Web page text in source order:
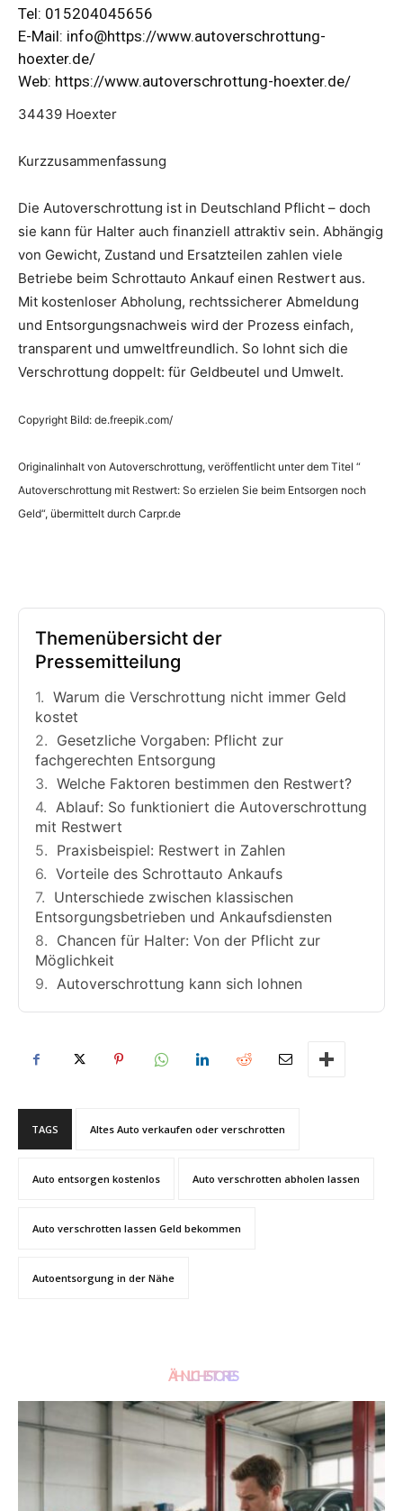
Tel: 015204045656
E-Mail: info@https://www.autoverschrottung-
hoexter.de/
Web: https://www.autoverschrottung-hoexter.de/
34439 Hoexter
Kurzzusammenfassung
Die Autoverschrottung ist in Deutschland Pflicht – doch
sie kann für Halter auch finanziell attraktiv sein. Abhängig
von Gewicht, Zustand und Ersatzteilen zahlen viele
Betriebe beim Schrottauto Ankauf einen Restwert aus.
Mit kostenloser Abholung, rechtssicherer Abmeldung
und Entsorgungsnachweis wird der Prozess einfach,
transparent und umweltfreundlich. So lohnt sich die
Verschrottung doppelt: für Geldbeutel und Umwelt.
Copyright Bild: de.freepik.com/
Originalinhalt von Autoverschrottung, veröffentlicht unter dem Titel “
Autoverschrottung mit Restwert: So erzielen Sie beim Entsorgen noch
Geld“, übermittelt durch Carpr.de
Themenübersicht der
Pressemitteilung
Warum die Verschrottung nicht immer Geld
kostet
Gesetzliche Vorgaben: Pflicht zur
fachgerechten Entsorgung
Welche Faktoren bestimmen den Restwert?
Ablauf: So funktioniert die Autoverschrottung
mit Restwert
Praxisbeispiel: Restwert in Zahlen
Vorteile des Schrottauto Ankaufs
Unterschiede zwischen klassischen
Entsorgungsbetrieben und Ankaufsdiensten
Chancen für Halter: Von der Pflicht zur
Möglichkeit
Autoverschrottung kann sich lohnen
TAGS Altes Auto verkaufen oder verschrotten
Auto entsorgen kostenlos Auto verschrotten abholen lassen
Auto verschrotten lassen Geld bekommen
Autoentsorgung in der Nähe
ÄHNLICHE STORIES